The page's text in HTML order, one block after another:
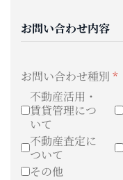
お問い合わせ内容
お問い合わせ種別 *
不動産活用・
賃貸管理につ
いて
不動産査定に
ついて
その他